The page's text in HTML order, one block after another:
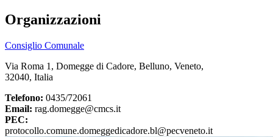
Organizzazioni
Consiglio Comunale
Via Roma 1, Domegge di Cadore, Belluno, Veneto,
32040, Italia
Telefono: 0435/72061
Email: rag.domegge@cmcs.it
PEC:
protocollo.comune.domeggedicadore.bl@pecveneto.it